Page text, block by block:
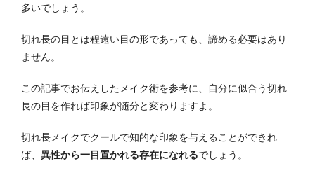
多いでしょう。
切れ長の目とは程遠い目の形であっても、諦める必要はあり
ません。
この記事でお伝えしたメイク術を参考に、自分に似合う切れ
長の目を作れば印象が随分と変わりますよ。
切れ長メイクでクールで知的な印象を与えることができれ
ば、 異性から一目置かれる存在になれるでしょう。